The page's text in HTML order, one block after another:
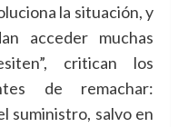
la situación, y
acceder muchas
critican los
de remachar:
suministro, salvo en